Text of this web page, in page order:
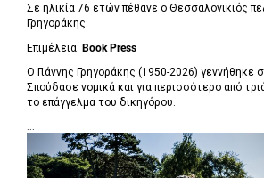
Σε ηλικία 76 ετών πέθανε ο Θεσσαλονικιός
Γρηγοράκης.
Επιμέλεια: Book Press
Ο Γιάννης Γρηγοράκης (1950-2026) γεννήθηκε
Σπούδασε νομικά και για περισσότερο από
το επάγγελμα του δικηγόρου.
...